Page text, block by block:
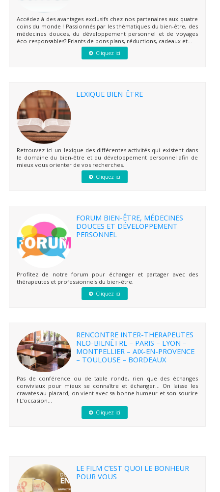
Accédez à des avantages exclusifs chez nos partenaires aux quatre
coins du monde ! Passionnés par les thématiques du bien-être, des
médecines douces, du développement personnel et de voyages
éco-responsables? Friants de bons plans, réductions, cadeaux et...
Cliquez ici
LEXIQUE BIEN-ÊTRE
Retrouvez ici un lexique des différentes activités qui existent dans
le domaine du bien-être et du développement personnel afin de
mieux vous orienter de vos recherches.
Cliquez ici
FORUM BIEN-ÊTRE, MÉDECINES
DOUCES ET DÉVELOPPEMENT
PERSONNEL
Profitez de notre forum pour échanger et partager avec des
thérapeutes et professionnels du bien-être.
Cliquez ici
RENCONTRE INTER-THERAPEUTES
NEO-BIENÊTRE – PARIS – LYON –
MONTPELLIER – AIX-EN-PROVENCE
– TOULOUSE – BORDEAUX
Pas de conférence ou de table ronde, rien que des échanges
conviviaux pour mieux se connaître et échanger… On laisse les
cravates au placard, on vient avec sa bonne humeur et son sourire
! L’occasion...
Cliquez ici
LE FILM C’EST QUOI LE BONHEUR
POUR VOUS